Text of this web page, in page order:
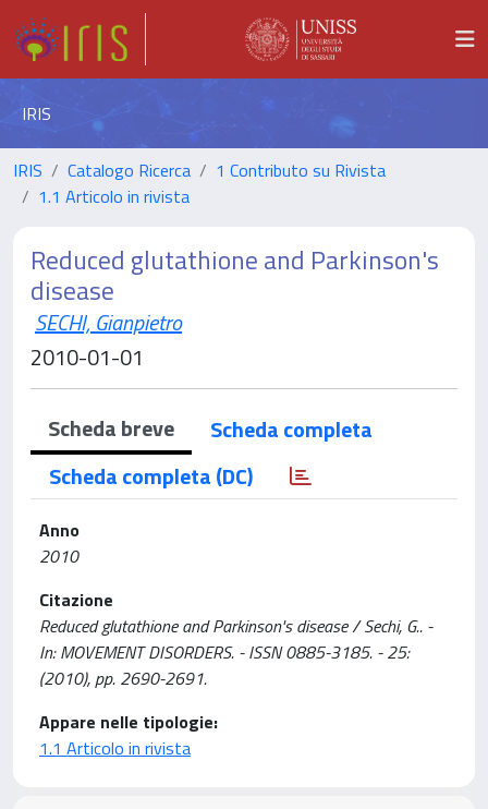
IRIS
IRIS Catalogo Ricerca
1 Contributo su Rivista
1.1 Articolo in rivista
Reduced glutathione and Parkinson's
disease
SECHI, Gianpietro
2010-01-01
Scheda breve
Scheda completa
Scheda completa (DC)
Anno
2010
Citazione
Reduced glutathione and Parkinson's disease / Sechi, G.. -
In: MOVEMENT DISORDERS. - ISSN 0885-3185. - 25:
(2010), pp. 2690-2691.
Appare nelle tipologie:
1.1 Articolo in rivista